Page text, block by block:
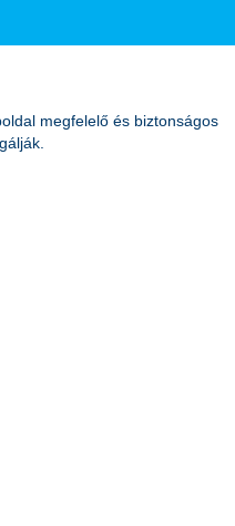
a fiatalok
évesek becsült átlagos
jövedelme: a 19–29
A javulást jól
megfelelő és biztonságos